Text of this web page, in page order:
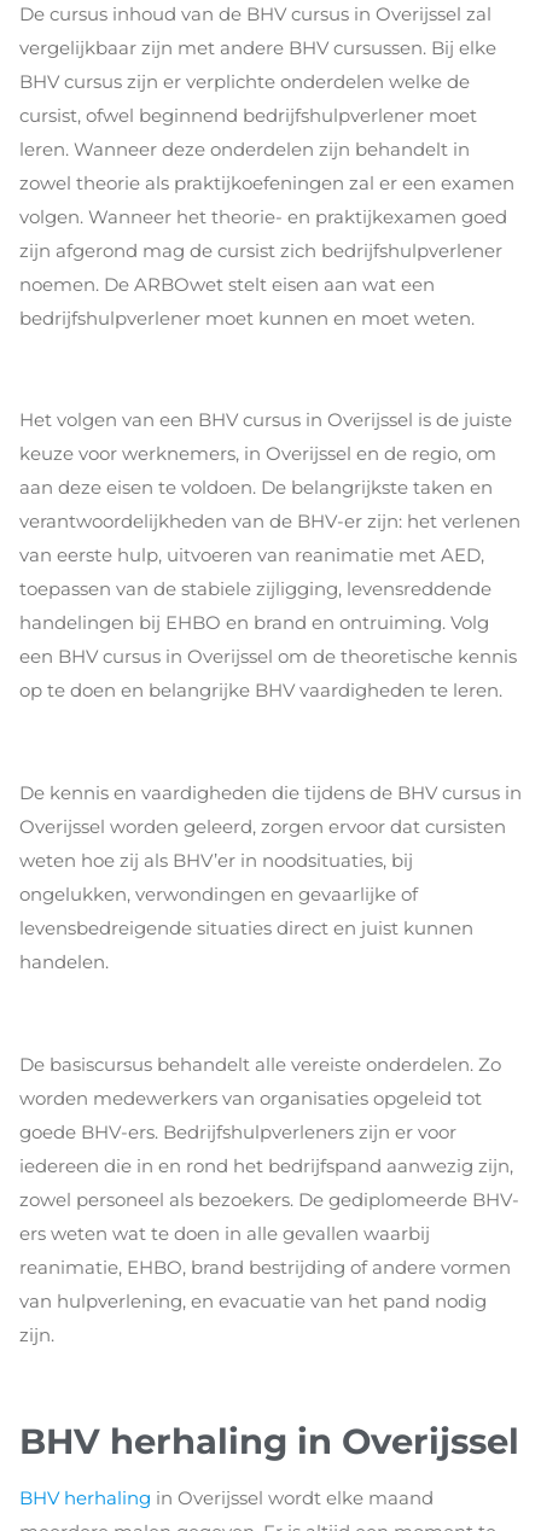
De cursus inhoud van de BHV cursus in Overijssel zal
vergelijkbaar zijn met andere BHV cursussen. Bij elke
BHV cursus zijn er verplichte onderdelen welke de
cursist, ofwel beginnend bedrijfshulpverlener moet
leren. Wanneer deze onderdelen zijn behandelt in
zowel theorie als praktijkoefeningen zal er een examen
volgen. Wanneer het theorie- en praktijkexamen goed
zijn afgerond mag de cursist zich bedrijfshulpverlener
noemen. De ARBOwet stelt eisen aan wat een
bedrijfshulpverlener moet kunnen en moet weten.
Het volgen van een BHV cursus in Overijssel is de juiste
keuze voor werknemers, in Overijssel en de regio, om
aan deze eisen te voldoen. De belangrijkste taken en
verantwoordelijkheden van de BHV-er zijn: het verlenen
van eerste hulp, uitvoeren van reanimatie met AED,
toepassen van de stabiele zijligging, levensreddende
handelingen bij EHBO en brand en ontruiming. Volg
een BHV cursus in Overijssel om de theoretische kennis
op te doen en belangrijke BHV vaardigheden te leren.
De kennis en vaardigheden die tijdens de BHV cursus in
Overijssel worden geleerd, zorgen ervoor dat cursisten
weten hoe zij als BHV’er in noodsituaties, bij
ongelukken, verwondingen en gevaarlijke of
levensbedreigende situaties direct en juist kunnen
handelen.
De basiscursus behandelt alle vereiste onderdelen. Zo
worden medewerkers van organisaties opgeleid tot
goede BHV-ers. Bedrijfshulpverleners zijn er voor
iedereen die in en rond het bedrijfspand aanwezig zijn,
zowel personeel als bezoekers. De gediplomeerde BHV-
ers weten wat te doen in alle gevallen waarbij
reanimatie, EHBO, brand bestrijding of andere vormen
van hulpverlening, en evacuatie van het pand nodig
zijn.
BHV herhaling in Overijssel
BHV herhaling in Overijssel wordt elke maand